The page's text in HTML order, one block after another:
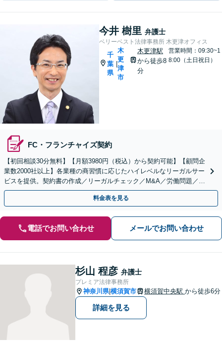
今井 樹里 弁護士
ベリーベスト法律事務所 木更津オフィス
千
葉
県
|
木
更
津
市
木更津駅
から徒歩8
分
営業時間：09:30~1
8:00（土日祝日）
FC・フランチャイズ契約
【初回相談30分無料】【月額3980円（税込）から契約可能】【顧問企
業数2000社以上】各業種の商習慣に応じたハイレベルなリーガルサー
ビスを提供。契約書の作成／リーガルチェック／M&A／労働問題／知
的財産等、お任せください【他士業連携可能】
料金表を見る
電話でお問い合わせ メールでお問い合わせ
杉山 程彦 弁護士
プレミア法律事務所
神奈川県|横須賀市 横須賀中央駅 から徒歩6分
詳細を見る